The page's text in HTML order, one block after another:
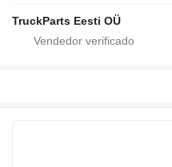
TruckParts Eesti OÜ